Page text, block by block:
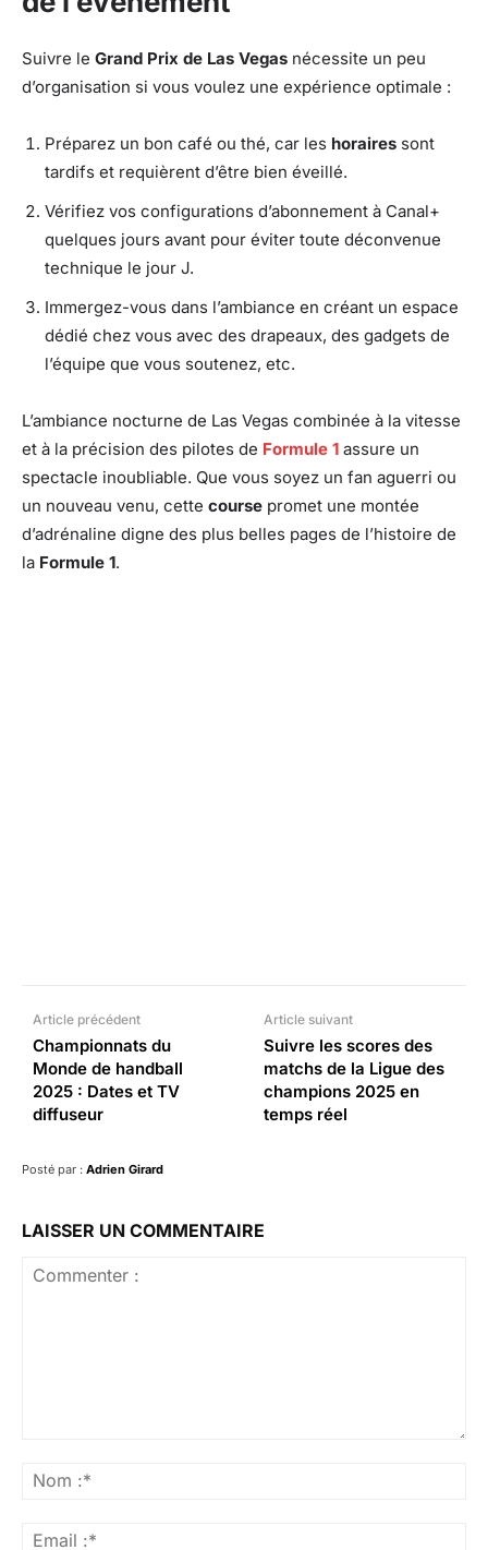
Suivre le Grand Prix de Las Vegas nécessite un peu
d’organisation si vous voulez une expérience optimale :
Préparez un bon café ou thé, car les horaires sont
tardifs et requièrent d’être bien éveillé.
Vérifiez vos configurations d’abonnement à Canal+
quelques jours avant pour éviter toute déconvenue
technique le jour J.
Immergez-vous dans l’ambiance en créant un espace
dédié chez vous avec des drapeaux, des gadgets de
l’équipe que vous soutenez, etc.
L’ambiance nocturne de Las Vegas combinée à la vitesse
et à la précision des pilotes de Formule 1 assure un
spectacle inoubliable. Que vous soyez un fan aguerri ou
un nouveau venu, cette course promet une montée
d’adrénaline digne des plus belles pages de l’histoire de
la Formule 1.
Article précédent
Championnats du
Monde de handball
2025 : Dates et TV
diffuseur
Article suivant
Suivre les scores des
matchs de la Ligue des
champions 2025 en
temps réel
Posté par : Adrien Girard
LAISSER UN COMMENTAIRE